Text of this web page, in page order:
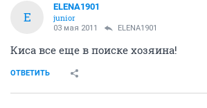
E
ELENA1901
junior
03 мая 2011 ELENA1901
Киса все еще в поиске хозяина!
ОТВЕТИТЬ